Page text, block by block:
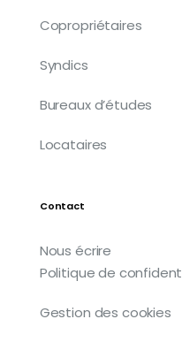
Copropriétaires
Syndics
Bureaux d’études
Locataires
Contact
Nous écrire
Politique de
Gestion des cookies